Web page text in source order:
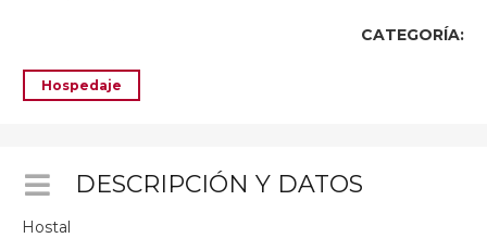
CATEGORÍA:
Hospedaje
DESCRIPCIÓN Y DATOS
Hostal